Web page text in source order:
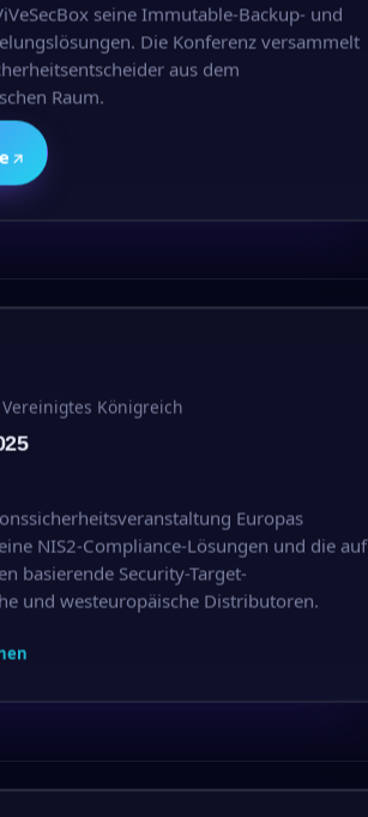
seine Immutable-Backup- und
Die Konferenz versammelt
aus dem
Raum.
Vereinigtes Königreich
Europas
NIS2-Compliance-Lösungen und die auf
basierende Security-Target-
und westeuropäische Distributoren.